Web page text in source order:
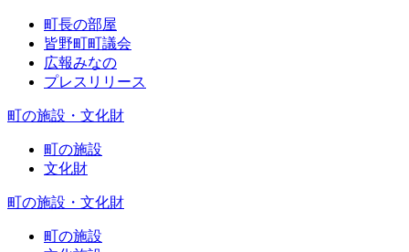
町長の部屋
皆野町町議会
広報みなの
プレスリリース
町の施設・文化財
町の施設
文化財
町の施設・文化財
町の施設